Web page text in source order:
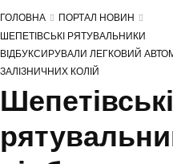
НА ХМЕЛЬНИЧЧИНІ ВІДЗНАЧИЛИ
СЕРГІЙ ТЮРІН ПРИВІТАВ
СВЯТОМ
ЗАХИСНИКІВ З ХМЕЛЬНИЧЧИНИ
НАГОРОДАМИ (ПОСМЕРТНО)
ГОЛОВНА
ПОРТАЛ НОВИН
ШЕПЕТІВСЬКІ РЯТУВАЛЬНИКИ
ВІДБУКСИРУВАЛИ ЛЕГКОВИЙ
ЗАЛІЗНИЧНИХ КОЛІЙ
Шепетівські